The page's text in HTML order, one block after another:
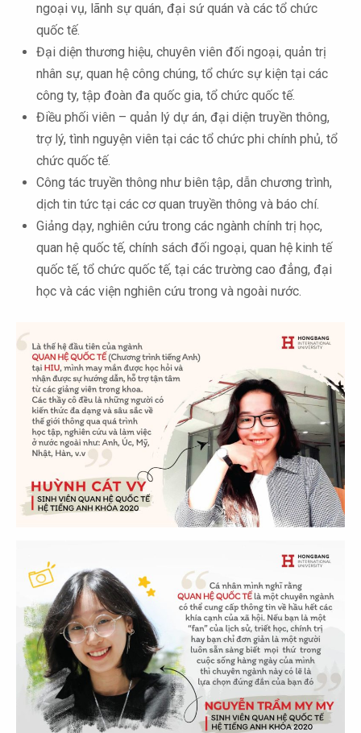
ngoại vụ, lãnh sự quán, đại sứ quán và các tổ chức
quốc tế.
Đại diện thương hiệu, chuyên viên đối ngoại, quản trị
nhân sự, quan hệ công chúng, tổ chức sự kiện tại các
công ty, tập đoàn đa quốc gia, tổ chức quốc tế.
Điều phối viên – quản lý dự án, đại diện truyền thông,
trợ lý, tình nguyện viên tại các tổ chức phi chính phủ, tổ
chức quốc tế.
Công tác truyền thông như biên tập, dẫn chương trình,
dịch tin tức tại các cơ quan truyền thông và báo chí.
Giảng dạy, nghiên cứu trong các ngành chính trị học,
quan hệ quốc tế, chính sách đối ngoại, quan hệ kinh tế
quốc tế, tổ chức quốc tế, tại các trường cao đẳng, đại
học và các viện nghiên cứu trong và ngoài nước.